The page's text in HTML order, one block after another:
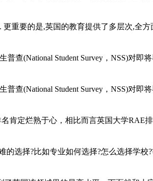
重要的是,英国的教育提供了多层次,全方
查(National Student Survey，NSS)对即
查(National Student Survey，NSS)对即
肯定烂熟于心，相比而言英国大学RAE
选择?比如专业如何选择?怎么选择学校?